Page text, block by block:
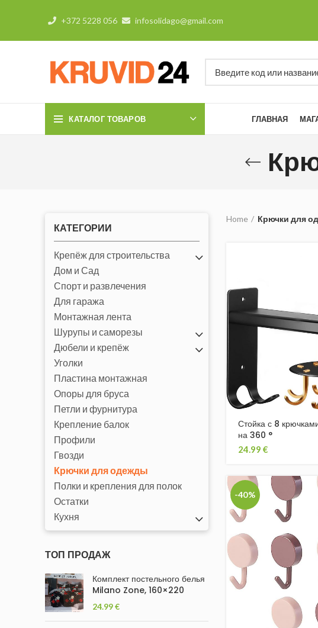
+372 5228 056 infosolidago@gmail.com
КАТАЛОГ ТОВАРОВ ГЛАВНАЯ
КАТЕГОРИИ
Крепёж для строительства
Дом и Сад
Спорт и развлечения
Для гаража
Монтажная лента
Шурупы и саморезы
Дюбели и крепёж
Уголки
Пластина монтажная
Опоры для бруса
Петли и фурнитура
Крепление балок
Профили
Гвозди
Крючки для одежды
Полки и крепления для полок
Остатки
Кухня
ТОП ПРОДАЖ
Комплект постельного белья
Milano Zone, 160×220
24.99€
Home Крючки для
Стойка с 8
на 360 °
24.99 €
-40%